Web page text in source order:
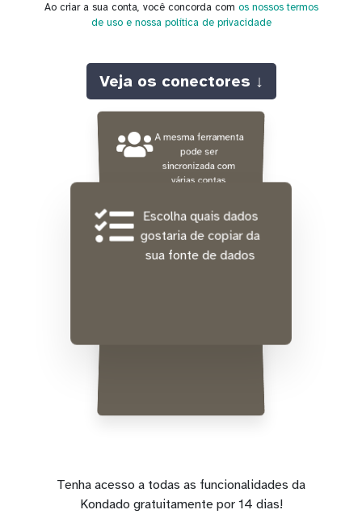
Ao criar a sua conta, você concorda com os nossos termos
de uso e nossa política de privacidade
Veja os conectores ↓
A mesma ferramenta
pode ser
sincronizada com
várias contas
tempo
Escolha quais dados
gostaria de copiar da
sua fonte de dados
Tenha acesso a todas as funcionalidades da
Kondado gratuitamente por 14 dias!